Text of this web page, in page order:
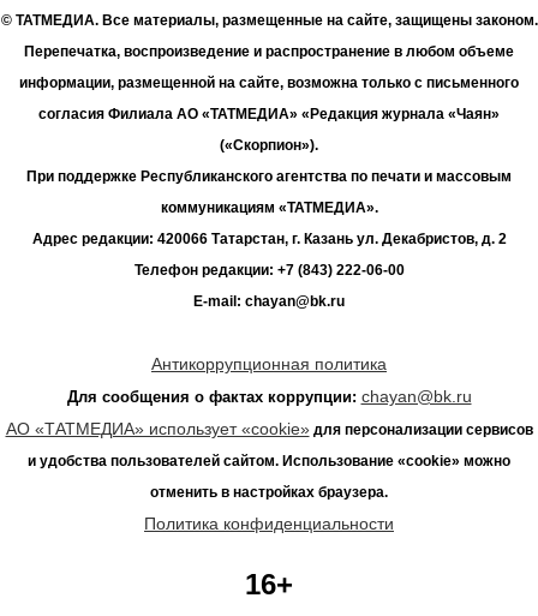
© ТАТМЕДИА. Все материалы, размещенные на сайте, защищены законом.
Перепечатка, воспроизведение и распространение в любом объеме
информации, размещенной на сайте, возможна только с письменного
согласия Филиала АО «ТАТМЕДИА» «Редакция журнала «Чаян»
(«Скорпион»).
При поддержке Республиканского агентства по печати и массовым
коммуникациям «ТАТМЕДИА».
Адрес редакции: 420066 Татарстан, г. Казань ул. Декабристов, д. 2
Телефон редакции: +7 (843) 222-06-00
E-mail: chayan@bk.ru
Антикоррупционная политика
Для сообщения о фактах коррупции: chayan@bk.ru
АО «ТАТМЕДИА» использует «cookie»для персонализации сервисов
и удобства пользователей сайтом. Использование «cookie» можно
отменить в настройках браузера.
Политика конфиденциальности
16+